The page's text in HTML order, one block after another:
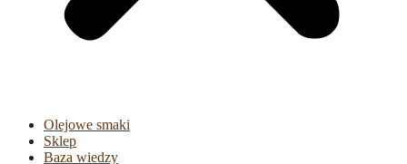
Olejowe smaki
Sklep
Baza wiedzy